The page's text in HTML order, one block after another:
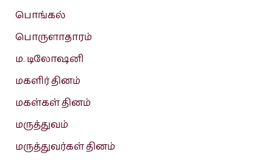
பொங்கல்
பொருளாதாரம்
ம. டிலோஷனி
மகளிர் தினம்
மகள்கள் தினம்
மருத்துவம்
மருத்துவர்கள் தினம்